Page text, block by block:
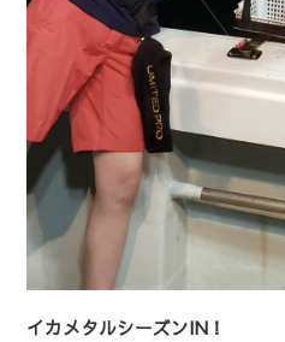
イカメタルシーズンIN！